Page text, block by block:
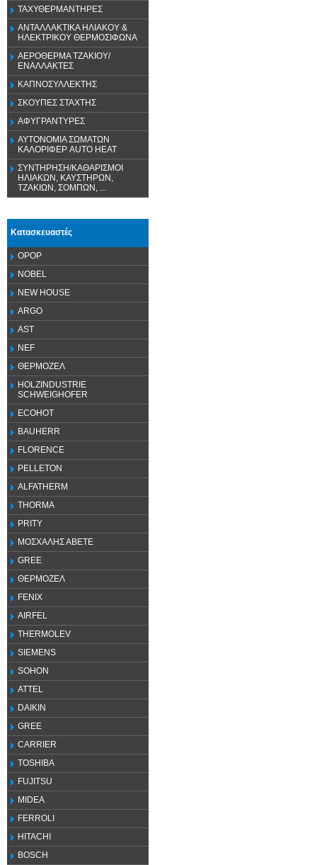
ΤΑΧΥΘΕΡΜΑΝΤΗΡΕΣ
ΑΝΤΑΛΛΑΚΤΙΚΑ ΗΛΙΑΚΟΥ &
ΗΛΕΚΤΡΙΚΟΥ ΘΕΡΜΟΣΙΦΩΝΑ
ΑΕΡΟΘΕΡΜΑ ΤΖΑΚΙΟΥ/
ΕΝΑΛΛΑΚΤΕΣ
ΚΑΠΝΟΣΥΛΛΕΚΤΗΣ
ΣΚΟΥΠΕΣ ΣΤΑΧΤΗΣ
ΑΦΥΓΡΑΝΤΥΡΕΣ
ΑΥΤΟΝΟΜΙΑ ΣΩΜΑΤΩΝ
ΚΑΛΟΡΙΦΕΡ AUTO HEAT
ΣΥΝΤΗΡΗΣΗ/ΚΑΘΑΡΙΣΜΟΙ
ΗΛΙΑΚΩΝ, ΚΑΥΣΤΗΡΩΝ,
ΤΖΑΚΙΩΝ, ΣΟΜΠΩΝ, ...
Κατασκευαστές
OPOP
NOBEL
NEW HOUSE
ARGO
AST
NEF
ΘΕΡΜΟΖΕΛ
HOLZINDUSTRIE
SCHWEIGHOFER
ECOHOT
BAUHERR
FLORENCE
PELLETON
ALFATHERM
THORMA
PRITY
ΜΟΣΧΑΛΗΣ ΑΒΕΤΕ
GREE
ΘΕΡΜΟΖΕΛ
FENIX
AIRFEL
THERMOLEV
SIEMENS
SOHON
ATTEL
DAIKIN
GREE
CARRIER
TOSHIBA
FUJITSU
MIDEA
FERROLI
HITACHI
BOSCH